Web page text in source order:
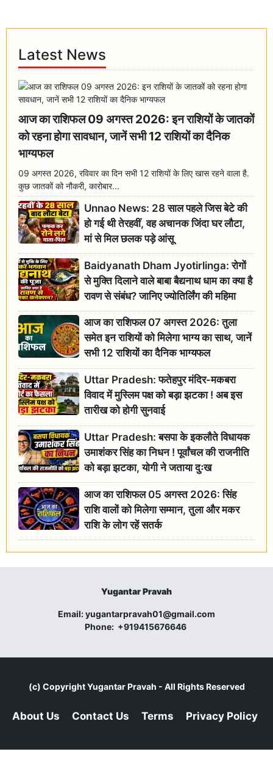
Latest News
आज का राशिफल 09 अगस्त 2026: इन राशियों के जातकों
को रहना होगा सावधान, जानें सभी 12 राशियों का दैनिक
भाग्यफल
09 अगस्त 2026, रविवार का दिन सभी 12 राशियों के लिए खास रहने वाला है.
कुछ जातकों को नौकरी, कारोबार...
Unnao News: 28 साल पहले जिस बेटे की
हो गई थी तेरहवीं, वह अचानक जिंदा घर लौटा,
मां से मिल छलक पड़े आंसू
Baidyanath Dham Jyotirlinga: रोगों
से मुक्ति दिलाने वाले बाबा बैद्यनाथ धाम का क्या है
रावण से संबंध? जानिए ज्योतिर्लिंग की महिमा
आज का राशिफल 07 अगस्त 2026: तुला
समेत इन राशियों को मिलेगा भाग्य का साथ, जानें
सभी 12 राशियों का दैनिक भाग्यफल
Uttar Pradesh: फतेहपुर मंदिर-मकबरा
विवाद में मुस्लिम पक्ष को बड़ा झटका ! अब इस
तारीख को होगी सुनवाई
Uttar Pradesh: बसपा के इकलौते विधायक
उमाशंकर सिंह का निधन ! पूर्वांचल की राजनीति
को बड़ा झटका, योगी ने जताया दुःख
आज का राशिफल 05 अगस्त 2026: सिंह
राशि वालों को मिलेगा सम्मान, तुला और मकर
राशि के लोग रहें सतर्क
Yugantar Pravah
Email:yugantarpravah01@gmail.com
Phone: +919415676646
(c) CopyrightYugantar Pravah - All Rights Reserved
About Us Contact Us Terms Privacy Policy